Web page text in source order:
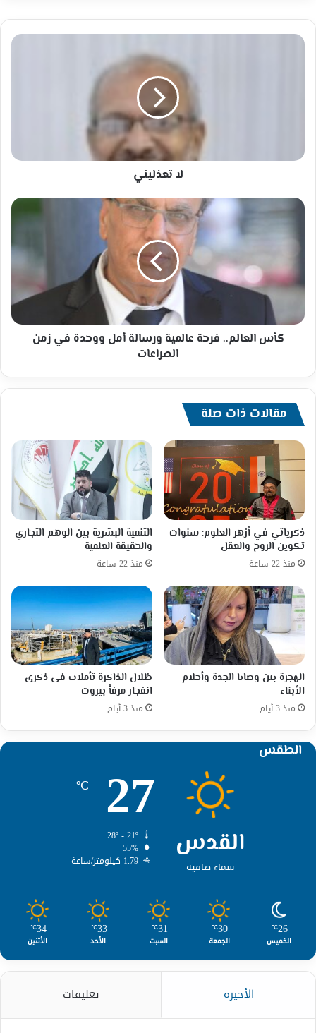
لا
لا تعذليني
كأس
العالم..
فرحة
أمل
ووحدة
زمن
الصراعاتكأس العالم.. فرحة عالمية ورسالة أمل ووحدة في زمن
الصراعات
مقالات ذات صلة
ذكرياتي في أزهر العلوم: سنوات
تكوين الروح والعقل
منذ 22 ساعة
التنمية البشرية بين الوهم التجاري
والحقيقة العلمية
منذ 22 ساعة
الهجرة بين وصايا الجدة وأحلام
الأبناء
منذ 3 أيام
ظلال الذاكرة تأملات في ذكرى
انفجار مرفأ بيروت
منذ 3 أيام
الطقس
القدس
سماء صافية
27
℃
55%
1.79 كيلومتر/ساعة
26
℃
الخميس
30
℃
الجمعة
31
℃
السبت
33
℃
الأحد
34
℃
الأثنين
الأخيرة تعليقات